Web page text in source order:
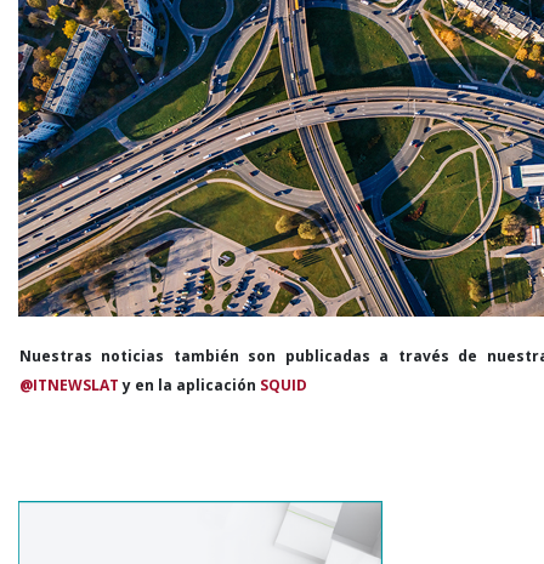
Nuestras noticias también son publicadas a través de
@ITNEWSLATy en la aplicación SQUID